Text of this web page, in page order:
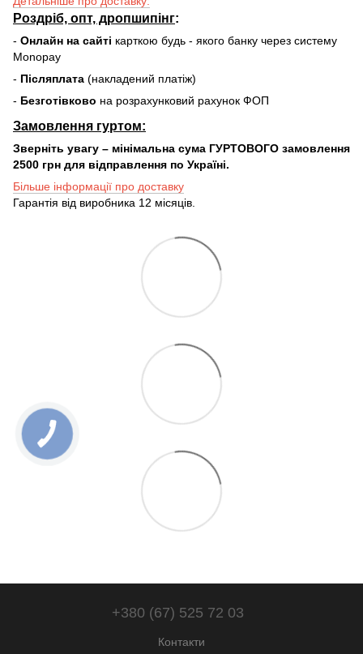
Роздріб, опт, дропшипінг:
- Онлайн на сайті карткою будь - якого банку через систему
Monopay
- Післяплата (накладений платіж)
- Безготівково на розрахунковий рахунок ФОП
Замовлення гуртом:
Зверніть увагу – мінімальна сума ГУРТОВОГО замовлення
2500 грн для відправлення по Україні.
Більше інформації про доставку
Гарантія від виробника 12 місяців.
+380 (67) 525 72 03
Контакти